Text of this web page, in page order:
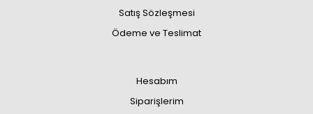
Satış Sözleşmesi
Ödeme ve Teslimat
Hesabım
Siparişlerim